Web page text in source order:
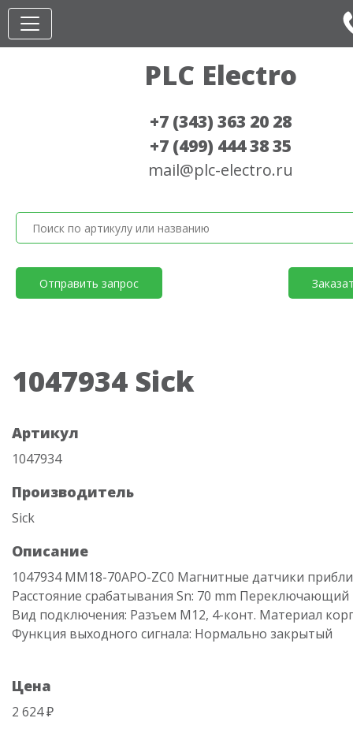
PLC Electro
+7 (343) 363 20 28
+7 (499) 444 38 35
mail@plc-electro.ru
Отправить запрос
1047934 Sick
Артикул
1047934
Производитель
Sick
Описание
1047934 MM18-70APO-ZC0 Магнитные датчики
Расстояние срабатывания Sn: 70 mm Переключающий
Вид подключения: Разъем M12, 4-конт. Материал
Функция выходного сигнала: Нормально закрытый
Цена
2 624 ₽